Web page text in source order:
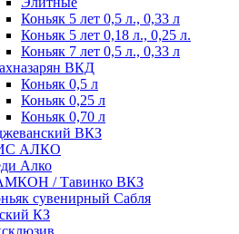
Коньяк 5 лет 0,5 л., 0,33 л
Коньяк 5 лет 0,18 л., 0,25 л.
Коньяк 7 лет 0,5 л., 0,33 л
ВКД
Коньяк 0,5 л
Коньяк 0,25 л
Коньяк 0,70 л
ВКЗ
АЛКО
Алко
/ Тавинко ВКЗ
сувенирный Сабля
КЗ